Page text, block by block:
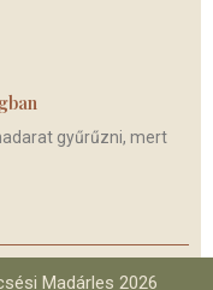
gyűrűzni, mert
Madárles 2026